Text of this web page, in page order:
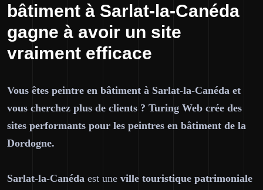
bâtiment à Sarlat-la-Canéda
gagne à avoir un site
vraiment efficace
Vous êtes peintre en bâtiment à Sarlat-la-Canéda et
vous cherchez plus de clients ? Turing Web crée des
sites performants pour les peintres en bâtiment de la
Dordogne.
Sarlat-la-Canéda est une ville touristique patrimoniale